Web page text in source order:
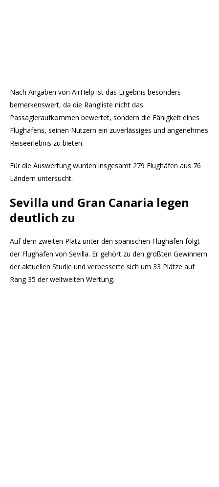
Nach Angaben von AirHelp ist das Ergebnis besonders
bemerkenswert, da die Rangliste nicht das
Passagieraufkommen bewertet, sondern die Fähigkeit eines
Flughafens, seinen Nutzern ein zuverlässiges und angenehmes
Reiseerlebnis zu bieten.
Für die Auswertung wurden insgesamt 279 Flughäfen aus 76
Ländern untersucht.
Sevilla und Gran Canaria legen
deutlich zu
Auf dem zweiten Platz unter den spanischen Flughäfen folgt
der Flughafen von Sevilla. Er gehört zu den größten Gewinnern
der aktuellen Studie und verbesserte sich um 33 Plätze auf
Rang 35 der weltweiten Wertung.